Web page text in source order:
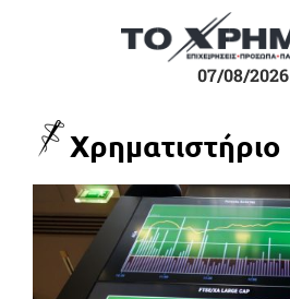
07/08/2026
Χρηματιστήριο